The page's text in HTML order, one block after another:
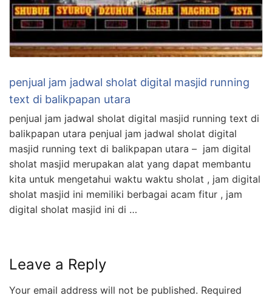
penjual jam jadwal sholat digital masjid running
text di balikpapan utara
penjual jam jadwal sholat digital masjid running text di
balikpapan utara penjual jam jadwal sholat digital
masjid running text di balikpapan utara – jam digital
sholat masjid merupakan alat yang dapat membantu
kita untuk mengetahui waktu waktu sholat , jam digital
sholat masjid ini memiliki berbagai acam fitur , jam
digital sholat masjid ini di …
Leave a Reply
Your email address will not be published. Required